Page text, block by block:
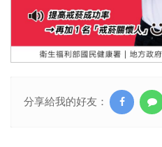
分享給我的好友：